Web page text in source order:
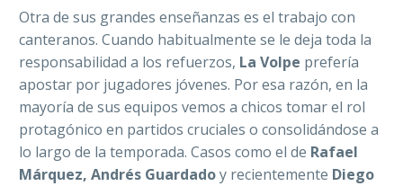
Otra de sus grandes enseñanzas es el trabajo con
canteranos. Cuando habitualmente se le deja toda la
responsabilidad a los refuerzos, La Volpe prefería
apostar por jugadores jóvenes. Por esa razón, en la
mayoría de sus equipos vemos a chicos tomar el rol
protagónico en partidos cruciales o consolidándose a
lo largo de la temporada. Casos como el de Rafael
Márquez, Andrés Guardadoy recientemente Diego